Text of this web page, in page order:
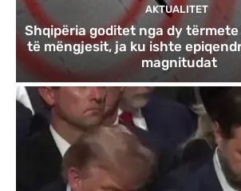
AKTUALITET
Shqipëria goditet nga dy
të mëngjesit, ja ku ishte
magnitudat